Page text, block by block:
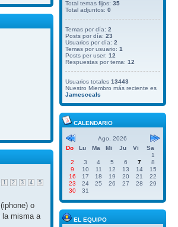
1 2 3 4 5
o
la misma a
Total temas fijos: 35
Total adjuntos: 0
Temas por día: 2
Posts por día: 23
Usuarios por día: 2
Temas por usuario: 1
Posts per user: 12
Respuestas por tema: 12
Usuarios totales 13443
Nuestro Miembro más reciente es
Jamesceals
CALENDARIO
Ago. 2026
Do
Lu Ma Mi Ju Vi
Sa
1
2
3 4 5 6 7
8
9
10 11 12 13 14
15
16
17 18 19 20 21
22
23
24 25 26 27 28
29
30
31
EL EQUIPO